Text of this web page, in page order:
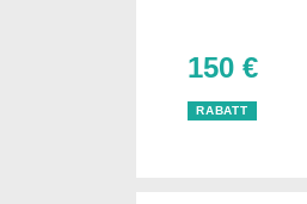
150 €
RABATT